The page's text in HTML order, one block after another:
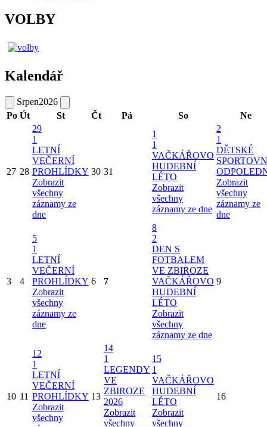
VOLBY
Kalendář
Srpen2026
Po Út St Čt Pá So Ne
27 28
29
1
LETNÍ
VEČERNÍ
PROHLÍDKY
Zobrazit
všechny
záznamy ze
dne
30 31
1
1
VAČKÁŘOVO
HUDEBNÍ
LÉTO
Zobrazit
všechny
záznamy ze dne
2
1
DĚTSKÉ
Zobrazit
všechny
záznamy ze
dne
3 4
5
1
LETNÍ
VEČERNÍ
PROHLÍDKY
Zobrazit
všechny
záznamy ze
dne
6 7
8
2
DEN S
FOTBALEM
VE ZBIROZE
VAČKÁŘOVO
HUDEBNÍ
LÉTO
Zobrazit
všechny
záznamy ze dne
9
10 11
12
1
LETNÍ
VEČERNÍ
PROHLÍDKY
Zobrazit
všechny
13
14
1
LEGENDY
VE
ZBIROZE
2026
Zobrazit
všechny
15
1
VAČKÁŘOVO
HUDEBNÍ
LÉTO
Zobrazit
všechny
16